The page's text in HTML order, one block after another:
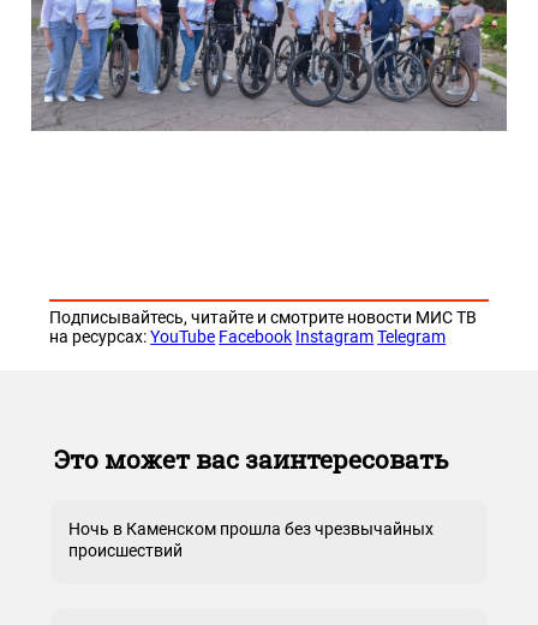
Подписывайтесь, читайте и смотрите новости МИС ТВ
на ресурсах:YouTube Facebook Instagram Telegram
Это может вас заинтересовать
Ночь в Каменском прошла без чрезвычайных
происшествий